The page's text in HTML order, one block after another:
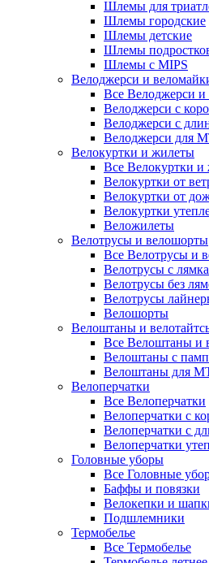
Шлемы для
Шлемы городские
Шлемы детские
Шлемы
Шлемы с MIPS
Велоджерси и
Все Велоджерси и
Велоджерси с
Велоджерси с
Велоджерси для
Велокуртки и жилеты
Все Велокуртки
Велокуртки от
Велокуртки от
Велокуртки
Веложилеты
Велотрусы и велошорты
Все Велотрусы и
Велотрусы с
Велотрусы без
Велотрусы
Велошорты
Велоштаны и
Все Велоштаны и
Велоштаны с
Велоштаны для
Велоперчатки
Все Велоперчатки
Велоперчатки с
Велоперчатки с
Велоперчатки
Головные уборы
Все Головные
Баффы и повязки
Велокепки и
Подшлемники
Термобелье
Все Термобелье